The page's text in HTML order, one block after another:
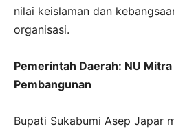
nilai keislaman dan
organisasi.
Pemerintah Daerah: NU
Pembangunan
Bupati Sukabumi Asep Japar